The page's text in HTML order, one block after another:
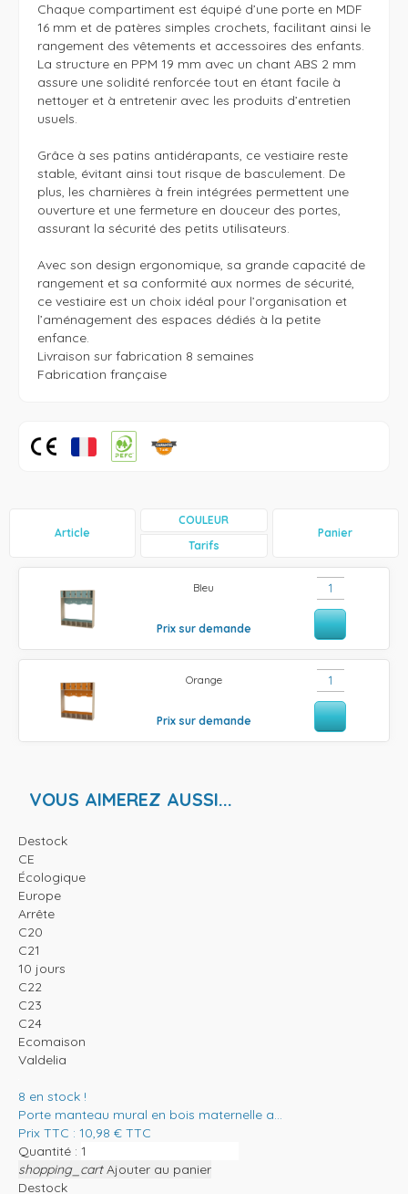
Chaque compartiment est équipé d’une porte en MDF
16 mm et de patères simples crochets, facilitant ainsi le
rangement des vêtements et accessoires des enfants.
La structure en PPM 19 mm avec un chant ABS 2 mm
assure une solidité renforcée tout en étant facile à
nettoyer et à entretenir avec les produits d’entretien
usuels.
Grâce à ses patins antidérapants, ce vestiaire reste
stable, évitant ainsi tout risque de basculement. De
plus, les charnières à frein intégrées permettent une
ouverture et une fermeture en douceur des portes,
assurant la sécurité des petits utilisateurs.
Avec son design ergonomique, sa grande capacité de
rangement et sa conformité aux normes de sécurité,
ce vestiaire est un choix idéal pour l’organisation et
l’aménagement des espaces dédiés à la petite
enfance.
Livraison sur fabrication 8 semaines
Fabrication française
Article
COULEUR
Tarifs
Panier
Bleu
Prix sur demande
Orange
Prix sur demande
VOUS AIMEREZ AUSSI...
Destock
CE
Écologique
Europe
Arrête
C20
C21
10 jours
C22
C23
C24
Ecomaison
Valdelia
8 en stock !
Porte manteau mural en bois maternelle a...
Prix TTC : 10,98 € TTC
Quantité :
shopping_cart Ajouter au panier
Destock